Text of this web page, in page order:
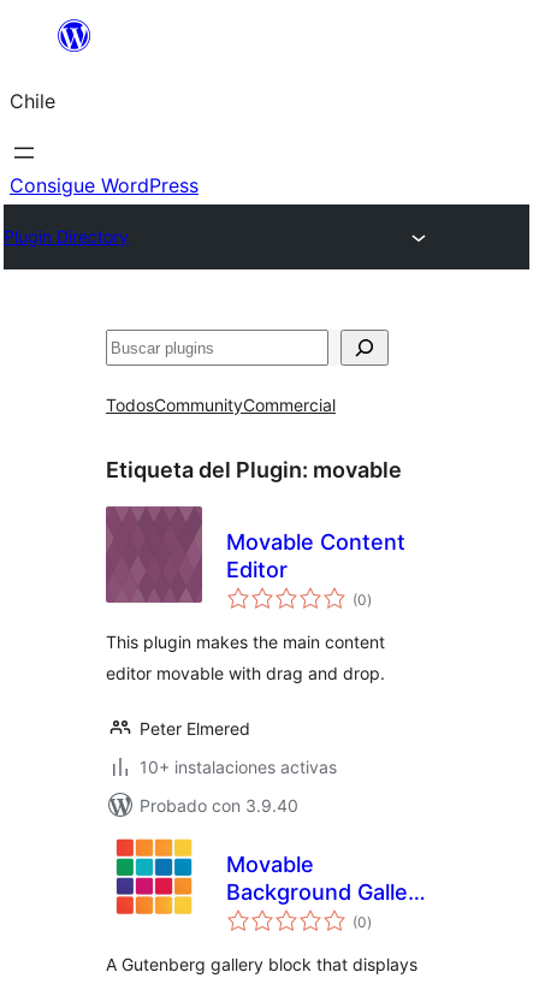
Saltar
contenido
Chile
Consigue WordPress
Plugin Directory
Buscar
TodosCommunityCommercial
Etiqueta del Plugin: movable
Movable Content
Editor
(0evaluación
total
)
This plugin makes the main content
editor movable with drag and drop.
Peter Elmered
10+ instalaciones activas
Probado con 3.9.40
Movable
Background Gallery
Block
(0evaluación
total
)
A Gutenberg gallery block that displays